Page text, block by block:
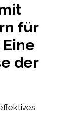
für
der